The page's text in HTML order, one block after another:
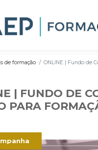
de formação ONLINE | Fundo de
| FUNDO DE
PARA